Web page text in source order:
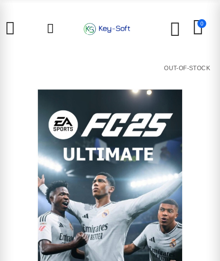
0
OUT-OF-STOCK